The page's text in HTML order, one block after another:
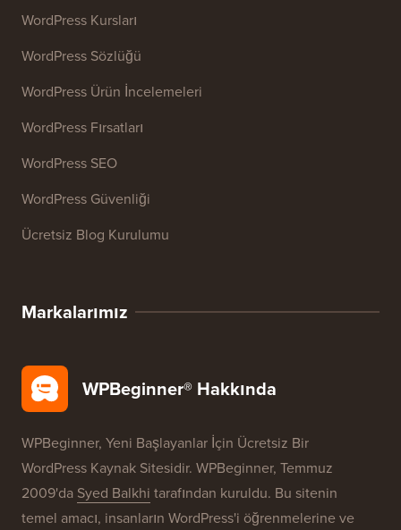
WordPress Kursları
WordPress Sözlüğü
WordPress Ürün İncelemeleri
WordPress Fırsatları
WordPress SEO
WordPress Güvenliği
Ücretsiz Blog Kurulumu
Markalarımız
WPBeginner® Hakkında
WPBeginner, Yeni Başlayanlar İçin Ücretsiz Bir
WordPress Kaynak Sitesidir. WPBeginner, Temmuz
2009'da Syed Balkhi tarafından kuruldu. Bu sitenin
temel amacı, insanların WordPress'i öğrenmelerine ve